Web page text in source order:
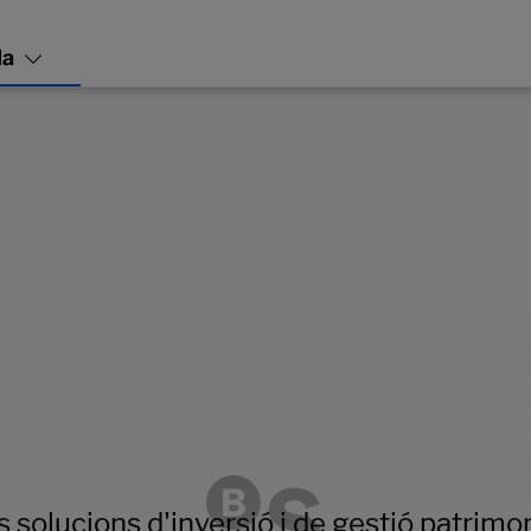
solucions d'inversió i de gestió